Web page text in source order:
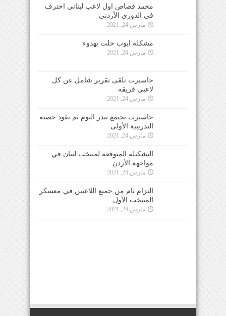
محمد قصاص اول لاعب لبناني احترف
في الدوري الأردني
مارس 24, 2021
مشكلة ايوب حلت بهدوء
مارس 24, 2021
جاسبرت تلقى تقرير شامل عن كل
لاعبي فريقه
مارس 24, 2021
جاسبرت يجتمع ببدر اليوم ثم يقود حصته
التدريبية الأولى
مارس 24, 2021
التشكيلة المتوقعة لمنتخب لبنان في
مواجهة الأردن
مارس 24, 2021
التزام تام من جميع اللاعبين في معسكر
المنتخب الأول
مارس 24, 2021